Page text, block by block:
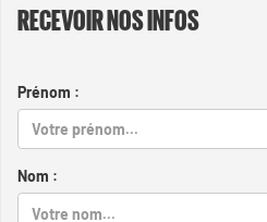
RECEVOIR NOS INFOS
Prénom :
Nom :